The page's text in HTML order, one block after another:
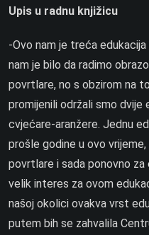
Upis u radnu knjižicu
-Ovo nam je treća
nam je bilo da radimo
povrtlare, no s obzirom na
promijenili održali smo dvije
cvjećare-aranžere. Jednu
prošle godine u ovo
povrtlare i sada ponovno
velik interes za ovom
našoj okolici ovakva vrst
putem bih se zahvalila